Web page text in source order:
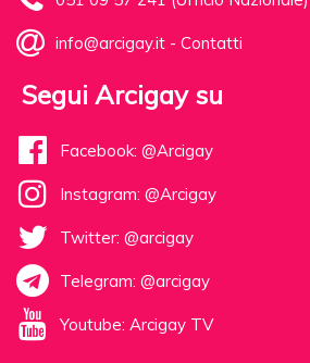
info@arcigay.it - Contatti
Segui Arcigay su
Facebook: @Arcigay
Instagram: @Arcigay
Twitter: @arcigay
Telegram: @arcigay
Youtube: Arcigay TV